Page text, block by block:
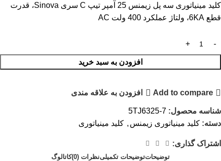
کلید مینیاتوری سه پل زیمنس 25 آمپر تیپ C سری Sinova، قدرت
قطع 6KA، ولتاژ عملکرد 400 ولت AC
افزودن به سبد خرید
Add to compare افزودن به علاقه مندی
شناسه محصول: 5TJ6325-7
دسته: کلید مینیاتوری زیمنس , کلید مینیاتوری
اشتراک گذاری:
توضیحاتتوضیحات تکمیلینظرات (0) کاتالوگ